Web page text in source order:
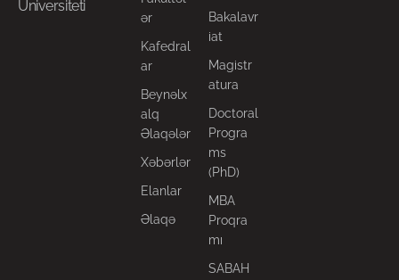
Universiteti
ər
Kafedral
ar
Beynəlx
alq
Əlaqələr
Xəbərlər
Elanlar
Əlaqə
Bakalavr
iat
Magistr
atura
Doctoral
Progra
ms
(PhD)
MBA
Proqra
mı
SABAH